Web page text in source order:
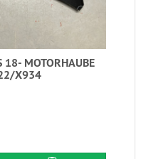
18- MOTORHAUBE
X934